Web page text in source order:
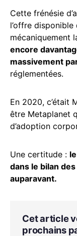
Cette frénésie
l’offre
mécaniquement
encore
massivement
réglementées.
En 2020, c’était
être Metaplanet
d’adoption
Une certitude :
dans le bilan
auparavant.
Cet article
prochains